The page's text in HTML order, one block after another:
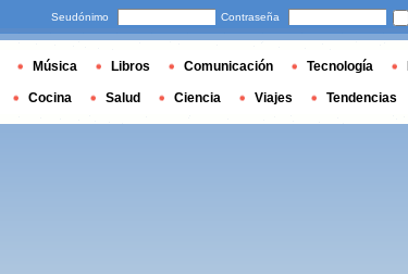
Seudónimo Contraseña
Música Libros Comunicación Tecnología
Cocina Salud Ciencia Viajes Tendencias